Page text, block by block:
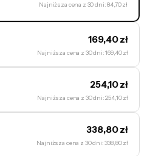
Najniższa cena z 30 dni: 84,70 zł
169,40zł
Najniższa cena z 30 dni: 169,40 zł
254,10zł
Najniższa cena z 30 dni: 254,10 zł
338,80zł
Najniższa cena z 30 dni: 338,80 zł